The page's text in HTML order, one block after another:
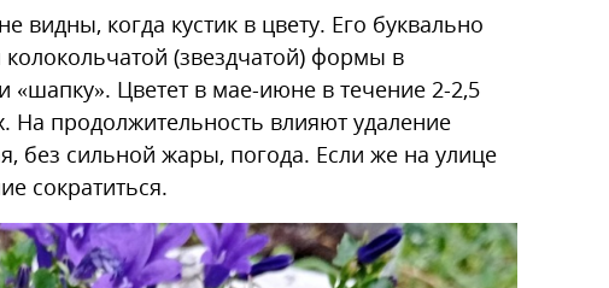
когда кустик в цвету. Его буквально
(звездчатой) формы в
Цветет в мае-июне в течение 2-2,5
На продолжительность влияют удаление
без сильной жары, погода. Если же на улице
сократиться.